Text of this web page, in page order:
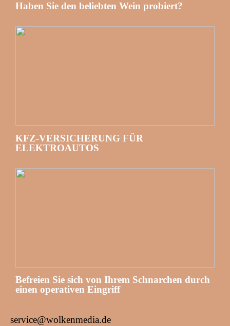
Haben Sie den beliebten Wein probiert?
KFZ-VERSICHERUNG FÜR
ELEKTROAUTOS
Befreien Sie sich von Ihrem Schnarchen durch
einen operativen Eingriff
service@wolkenmedia.de